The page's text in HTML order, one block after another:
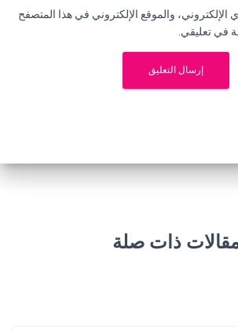
والموقع الإلكتروني في هذا المتصفح
في تعليقي.
ذات صلة